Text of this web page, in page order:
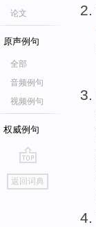
论文
原声例句
全部
音频例句
视频例句
权威例句
go
top
返回词典